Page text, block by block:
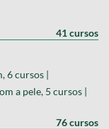
41 cursos
6 cursos |
a pele, 5 cursos |
76 cursos